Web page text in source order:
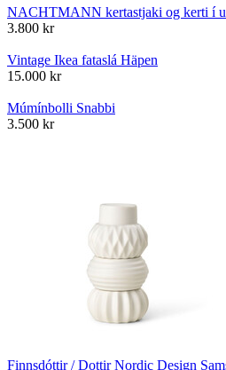
NACHTMANN kertastjaki og kerti í
3.800 kr
Vintage Ikea fataslá Häpen
15.000 kr
Múmínbolli Snabbi
3.500 kr
Finnsdóttir / Dottir Nordic Design